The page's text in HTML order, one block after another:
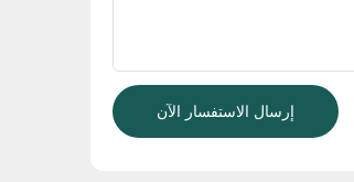
إرسال الاستفسار الآن